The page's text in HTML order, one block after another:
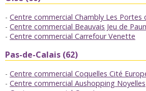
Centre commercial Chambly Les Portes
Centre commercial Beauvais Jeu de
Centre commercial Carrefour Venette
Pas-de-Calais (62)
Centre commercial Coquelles Cité
Centre commercial Aushopping Noyelles